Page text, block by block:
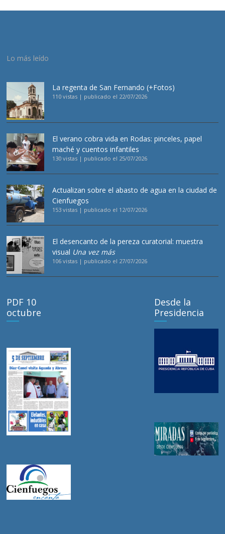
Lo más leído
La regenta de San Fernando (+Fotos)
110 vistas | publicado el 22/07/2026
El verano cobra vida en Rodas: pinceles, papel
maché y cuentos infantiles
130 vistas | publicado el 25/07/2026
Actualizan sobre el abasto de agua en la ciudad de
Cienfuegos
153 vistas | publicado el 12/07/2026
El desencanto de la pereza curatorial: muestra
visual Una vez más
106 vistas | publicado el 27/07/2026
PDF 10
octubre
Desde la
Presidencia